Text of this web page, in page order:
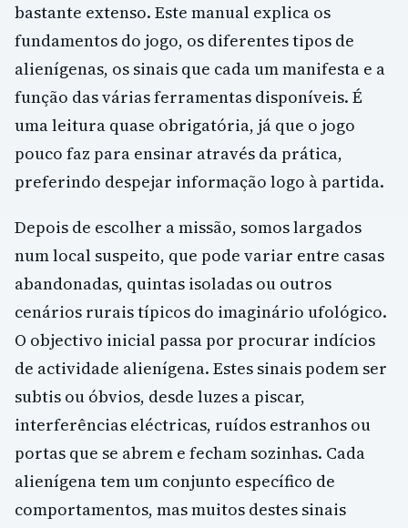
bastante extenso. Este manual explica os
fundamentos do jogo, os diferentes tipos de
alienígenas, os sinais que cada um manifesta e a
função das várias ferramentas disponíveis. É
uma leitura quase obrigatória, já que o jogo
pouco faz para ensinar através da prática,
preferindo despejar informação logo à partida.
Depois de escolher a missão, somos largados
num local suspeito, que pode variar entre casas
abandonadas, quintas isoladas ou outros
cenários rurais típicos do imaginário ufológico.
O objectivo inicial passa por procurar indícios
de actividade alienígena. Estes sinais podem ser
subtis ou óbvios, desde luzes a piscar,
interferências eléctricas, ruídos estranhos ou
portas que se abrem e fecham sozinhas. Cada
alienígena tem um conjunto específico de
comportamentos, mas muitos destes sinais